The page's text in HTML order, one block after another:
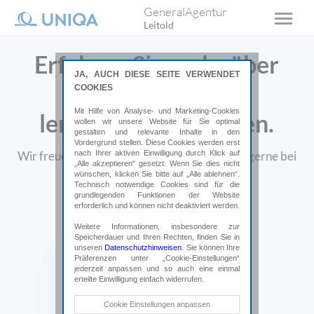
GeneralAgentur
Leitold
Erfahren Sie mehr über
lernen Sie uns kennen.
Wir freuen uns auf Sie und würden uns vorab gerne bei
Ihnen vorstellen.
JA, AUCH DIESE SEITE VERWENDET
COOKIES
Mit Hilfe von Analyse- und Marketing-Cookies
wollen wir unsere Website für Sie optimal
gestalten und relevante Inhalte in den
Vordergrund stellen. Diese Cookies werden erst
nach Ihrer aktiven Einwilligung durch Klick auf
„Alle akzeptieren“ gesetzt. Wenn Sie dies nicht
wünschen, klicken Sie bitte auf „Alle ablehnen“.
Technisch notwendige Cookies sind für die
grundlegenden Funktionen der Website
erforderlich und können nicht deaktiviert werden.
Weitere Informationen, insbesondere zur
Speicherdauer und Ihren Rechten, finden Sie in
unserenDatenschutzhinweisen . Sie können Ihre
Präferenzen unter „Cookie-Einstellungen“
jederzeit anpassen und so auch eine einmal
erteilte Einwilligung einfach widerrufen.
Technische Cookies
Cookie Einstellungen anpassen